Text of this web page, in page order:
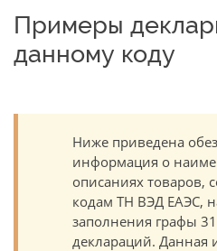
Примеры
данному коду
Ниже приведена
информация о
описаниях товаров,
кодам ТН ВЭД ЕАЭС,
заполнения графы
деклараций.